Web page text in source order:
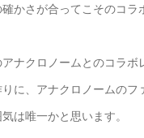
かさが合ってこそのコラ
ナクロノームとのコラボ
に、アナクロノームのフ
は唯一かと思います。